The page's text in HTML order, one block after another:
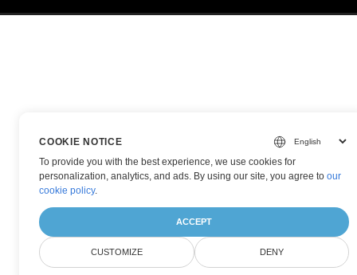
COOKIE NOTICE
To provide you with the best experience, we use cookies for
personalization, analytics, and ads. By using our site, you agree toour
cookie policy.
ACCEPT
CUSTOMIZE DENY